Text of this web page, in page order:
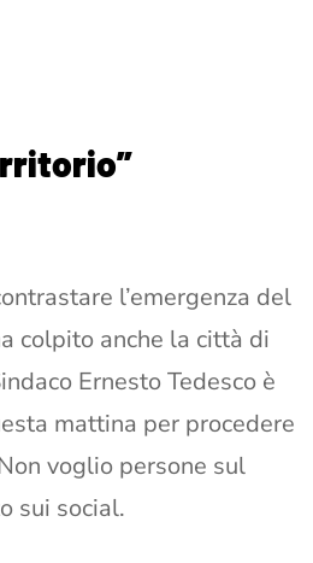
l’emergenza del
colpito anche la città di
Ernesto Tedesco è
mattina per procedere
voglio persone sul
sui social.